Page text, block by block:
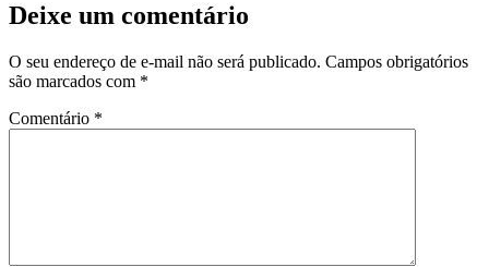
Deixe um comentário
O seu endereço de e-mail não será publicado. Campos obrigatórios
são marcados com *
Comentário *